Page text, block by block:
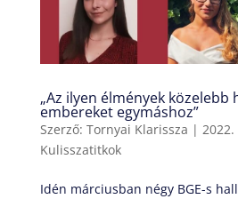
„Az ilyen élmények közelebb
embereket egymáshoz”
Szerző: Tornyai Klarissza |
Kulisszatitkok
Idén márciusban négy BGE-s